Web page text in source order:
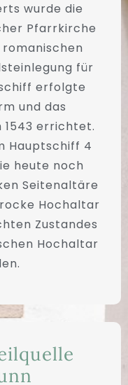
wurde die
Pfarrkirche
für
erfolgte
und das
1543 errichtet.
Hauptschiff 4
heute noch
Seitenaltäre
Hochaltar
Zustandes
Hochaltar